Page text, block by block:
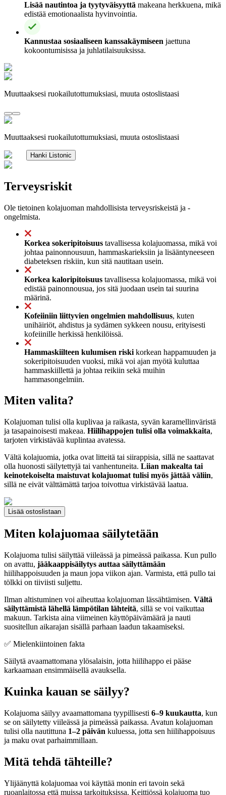
Lisää nautintoa ja tyytyväisyyttä makeana herkkuena, mikä
edistää emotionaalista hyvinvointia.
Kannustaa sosiaaliseen kanssakäymiseen jaettuna
kokoontumisissa ja juhlatilaisuuksissa.
Muuttaaksesi ruokailutottumuksiasi, muuta ostoslistaasi
Muuttaaksesi ruokailutottumuksiasi, muuta ostoslistaasi
Hanki Listonic
Terveysriskit
Ole tietoinen kolajuoman mahdollisista terveysriskeistä ja -
ongelmista.
Korkea sokeripitoisuus tavallisessa kolajuomassa, mikä voi
johtaa painonnousuun, hammaskarieksiin ja lisääntyneeseen
diabeteksen riskiin, kun sitä nautitaan usein.
Korkea kaloripitoisuus tavallisessa kolajuomassa, mikä voi
edistää painonnousua, jos sitä juodaan usein tai suurina
määrinä.
Kofeiiniin liittyvien ongelmien mahdollisuus, kuten
unihäiriöt, ahdistus ja sydämen sykkeen nousu, erityisesti
kofeiinille herkissä henkilöissä.
Hammaskiilteen kulumisen riski korkean happamuuden ja
sokeripitoisuuden vuoksi, mikä voi ajan myötä kuluttaa
hammaskiillettä ja johtaa reikiin sekä muihin
hammasongelmiin.
Miten valita?
Kolajuoman tulisi olla kuplivaa ja raikasta, syvän karamellinväristä
ja tasapainoisesti makeaa. Hiilihappojen tulisi olla voimakkaita,
tarjoten virkistävää kuplintaa avatessa.
Vältä kolajuomia, jotka ovat litteitä tai siirappisia, sillä ne saattavat
olla huonosti säilytettyjä tai vanhentuneita. Liian makealta tai
keinotekoiselta maistuvat kolajuomat tulisi myös jättää väliin,
sillä ne eivät välttämättä tarjoa toivottua virkistävää laatua.
Lisää ostoslistaan
Miten kolajuomaa säilytetään
Kolajuoma tulisi säilyttää viileässä ja pimeässä paikassa. Kun pullo
on avattu, jääkaappisäilytys auttaa säilyttämään
hiilihappoisuuden ja maun jopa viikon ajan. Varmista, että pullo tai
tölkki on tiiviisti suljettu.
Ilman altistuminen voi aiheuttaa kolajuoman lässähtämisen. Vältä
säilyttämistä lähellä lämpötilan lähteitä, sillä se voi vaikuttaa
makuun. Tarkista aina viimeinen käyttöpäivämäärä ja nauti
suositellun aikarajan sisällä parhaan laadun takaamiseksi.
✅ Mielenkiintoinen fakta
Säilytä avaamattomana ylösalaisin, jotta hiilihappo ei pääse
karkaamaan ensimmäisellä avauksella.
Kuinka kauan se säilyy?
Kolajuoma säilyy avaamattomana tyypillisesti 6–9 kuukautta, kun
se on säilytetty viileässä ja pimeässä paikassa. Avatun kolajuoman
tulisi olla nautittuna 1–2 päivän kuluessa, jotta sen hiilihappoisuus
ja maku ovat parhaimmillaan.
Mitä tehdä tähteille?
Ylijäänyttä kolajuomaa voi käyttää monin eri tavoin sekä
ruoanlaitossa että muissa tarkoituksissa. Keittiössä kolajuoma tuo